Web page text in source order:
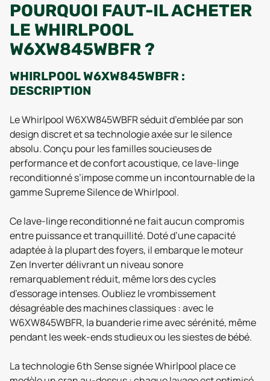
POURQUOI FAUT-IL ACHETER
LE WHIRLPOOL
W6XW845WBFR ?
WHIRLPOOL W6XW845WBFR :
DESCRIPTION
Le Whirlpool W6XW845WBFR séduit d’emblée par son
design discret et sa technologie axée sur le silence
absolu. Conçu pour les familles soucieuses de
performance et de confort acoustique, ce lave-linge
reconditionné s’impose comme un incontournable de la
gamme Supreme Silence de Whirlpool.
Ce lave-linge reconditionné ne fait aucun compromis
entre puissance et tranquillité. Doté d’une capacité
adaptée à la plupart des foyers, il embarque le moteur
Zen Inverter délivrant un niveau sonore
remarquablement réduit, même lors des cycles
d’essorage intenses. Oubliez le vrombissement
désagréable des machines classiques : avec le
W6XW845WBFR, la buanderie rime avec sérénité, même
pendant les week-ends studieux ou les siestes de bébé.
La technologie 6th Sense signée Whirlpool place ce